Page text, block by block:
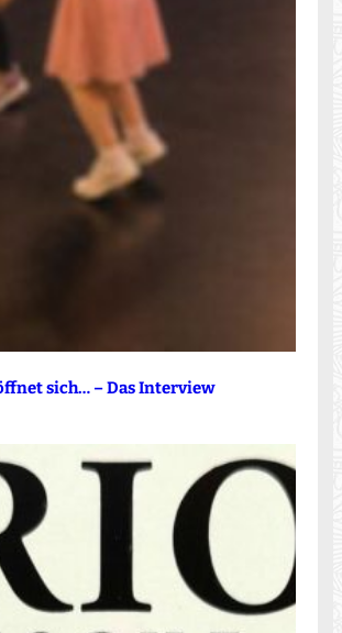
sich… – Das Interview